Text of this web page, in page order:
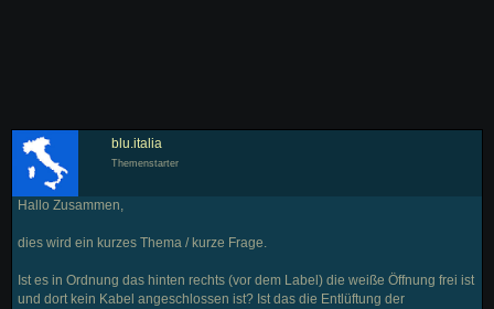
blu.italia
Themenstarter
Hallo Zusammen,
dies wird ein kurzes Thema / kurze Frage.
Ist es in Ordnung das hinten rechts (vor dem Label) die weiße Öffnung frei ist
und dort kein Kabel angeschlossen ist? Ist das die Entlüftung der